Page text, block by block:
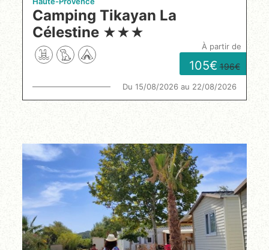
Camping Tikayan La
Célestine ★★★
à partir de
105 196
Du 15/08/2026 au 22/08/2026